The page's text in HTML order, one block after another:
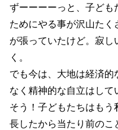
ずーーーーっと、子ども
ためにやる事が沢山た
が張っていたけど。寂し
く。
でも今は、大地は経済的
なく精神的な自立はして
そう！子どもたちはも
長したから当たり前のこ